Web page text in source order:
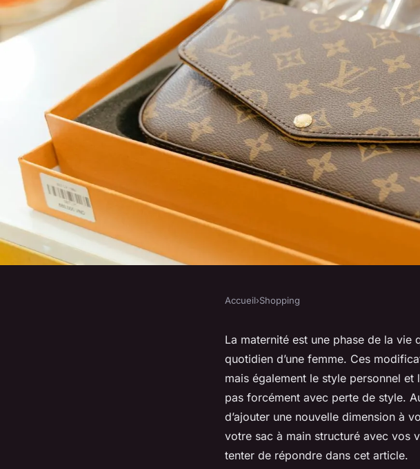
Comment harmoniser un
structuré avec des
Accueil›Shopping
La maternité est une phase de la vie
quotidien d’une femme. Ces
mais également le style personnel
pas forcément avec perte de style.
d’ajouter une nouvelle dimension à
votre sac à main structuré avec vos
tenter de répondre dans cet article.